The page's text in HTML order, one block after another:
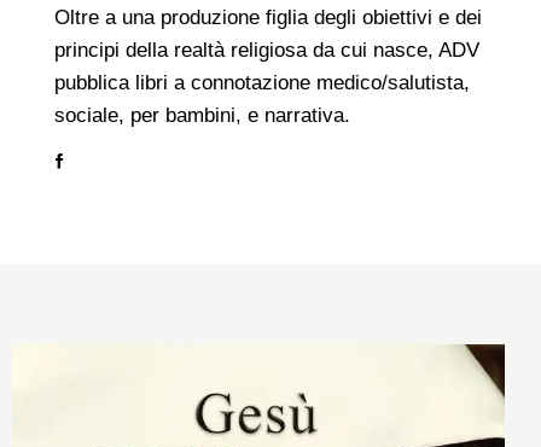
Oltre a una produzione figlia degli obiettivi e dei
principi della realtà religiosa da cui nasce, ADV
pubblica libri a connotazione medico/salutista,
sociale, per bambini, e narrativa.